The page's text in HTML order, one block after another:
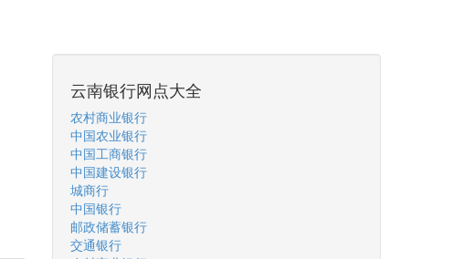
云南银行网点大全
农村商业银行
中国农业银行
中国工商银行
中国建设银行
城商行
中国银行
邮政储蓄银行
交通银行